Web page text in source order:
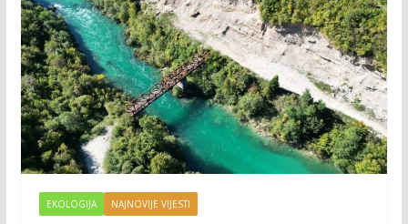
EKOLOGIJA NAJNOVIJE VIJESTI